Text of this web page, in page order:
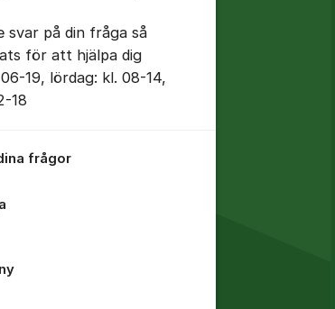
kommentar
svar på din fråga så
för att hjälpa dig
19, lördag: kl. 08-14,
18
frågor